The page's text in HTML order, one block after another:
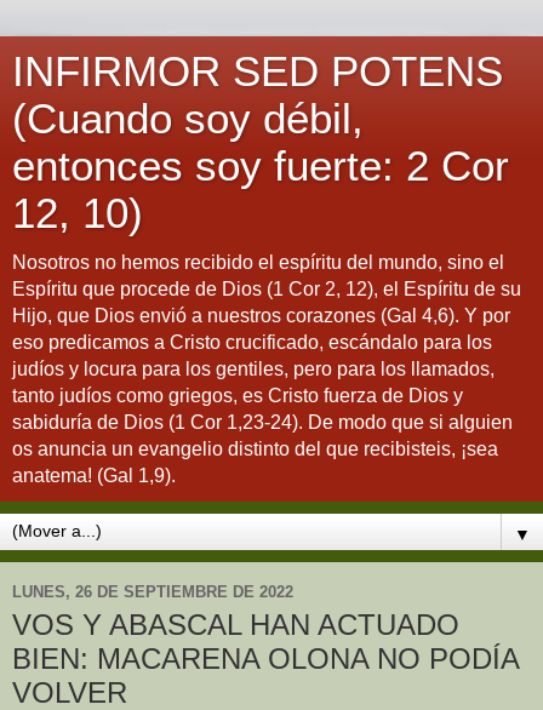
INFIRMOR SED POTENS
(Cuando soy débil,
entonces soy fuerte: 2 Cor
12, 10)
Nosotros no hemos recibido el espíritu del mundo, sino el
Espíritu que procede de Dios (1 Cor 2, 12), el Espíritu de su
Hijo, que Dios envió a nuestros corazones (Gal 4,6). Y por
eso predicamos a Cristo crucificado, escándalo para los
judíos y locura para los gentiles, pero para los llamados,
tanto judíos como griegos, es Cristo fuerza de Dios y
sabiduría de Dios (1 Cor 1,23-24). De modo que si alguien
os anuncia un evangelio distinto del que recibisteis, ¡sea
anatema! (Gal 1,9).
▼
LUNES, 26 DE SEPTIEMBRE DE 2022
VOS Y ABASCAL HAN ACTUADO
BIEN: MACARENA OLONA NO PODÍA
VOLVER